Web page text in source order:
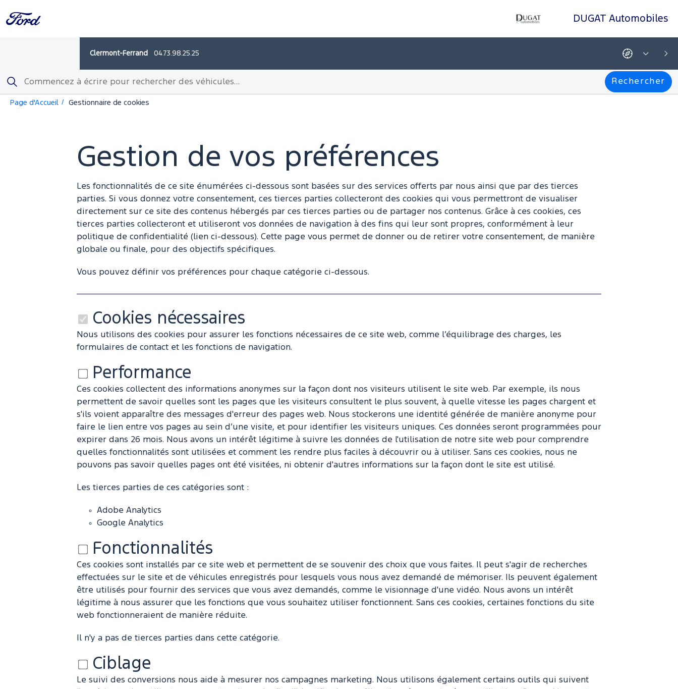
Revenir à la
navigation
Revenir à la
recherche
Revenir au
contenu
Aller au
pied de
DUGAT Automobiles
Rechercher
est
04.73.98.25.25
Page d'Accueil Gestionnaire de cookies
Gestion de vos préférences
Les fonctionnalités de ce site énumérées ci-dessous sont basées sur des services offerts par nous ainsi que par des tierces
parties. Si vous donnez votre consentement, ces tierces parties collecteront des cookies qui vous permettront de visualiser
directement sur ce site des contenus hébergés par ces tierces parties ou de partager nos contenus. Grâce à ces cookies, ces
tierces parties collecteront et utiliseront vos données de navigation à des fins qui leur sont propres, conformément à leur
politique de confidentialité (lien ci-dessous). Cette page vous permet de donner ou de retirer votre consentement, de manière
globale ou finale, pour des objectifs spécifiques.
Vous pouvez définir vos préférences pour chaque catégorie ci-dessous.
Cookies nécessaires
Nous utilisons des cookies pour assurer les fonctions nécessaires de ce site web, comme l’équilibrage des charges, les
formulaires de contact et les fonctions de navigation.
Performance
Ces cookies collectent des informations anonymes sur la façon dont nos visiteurs utilisent le site web. Par exemple, ils nous
permettent de savoir quelles sont les pages que les visiteurs consultent le plus souvent, à quelle vitesse les pages chargent et
s'ils voient apparaître des messages d'erreur des pages web. Nous stockerons une identité générée de manière anonyme pour
faire le lien entre vos pages au sein d’une visite, et pour identifier les visiteurs uniques. Ces données seront programmées pour
expirer dans 26 mois. Nous avons un intérêt légitime à suivre les données de l'utilisation de notre site web pour comprendre
quelles fonctionnalités sont utilisées et comment les rendre plus faciles à découvrir ou à utiliser. Sans ces cookies, nous ne
pouvons pas savoir quelles pages ont été visitées, ni obtenir d'autres informations sur la façon dont le site est utilisé.
Les tierces parties de ces catégories sont :
Adobe Analytics
Google Analytics
Fonctionnalités
Ces cookies sont installés par ce site web et permettent de se souvenir des choix que vous faites. Il peut s'agir de recherches
effectuées sur le site et de véhicules enregistrés pour lesquels vous nous avez demandé de mémoriser. Ils peuvent également
être utilisés pour fournir des services que vous avez demandés, comme le visionnage d'une vidéo. Nous avons un intérêt
légitime à nous assurer que les fonctions que vous souhaitez utiliser fonctionnent. Sans ces cookies, certaines fonctions du site
web fonctionneraient de manière réduite.
Il n'y a pas de tierces parties dans cette catégorie.
Ciblage
Le suivi des conversions nous aide à mesurer nos campagnes marketing. Nous utilisons également certains outils qui suivent